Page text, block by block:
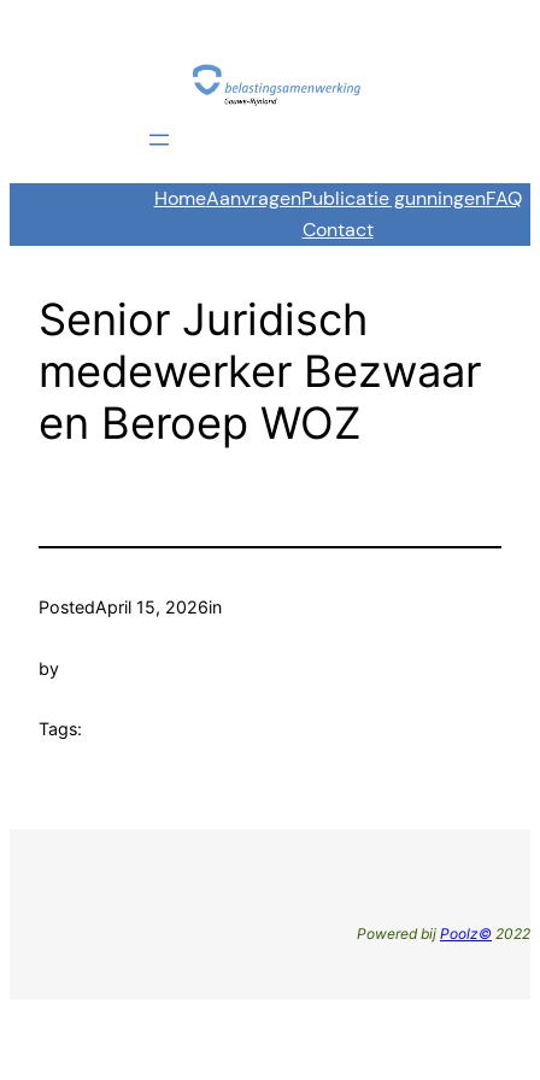
HomeAanvragenPublicatie gunningenFAQ
Contact
Senior Juridisch
medewerker Bezwaar
en Beroep WOZ
PostedApril 15, 2026in
by
Tags:
Powered bij Poolz© 2022